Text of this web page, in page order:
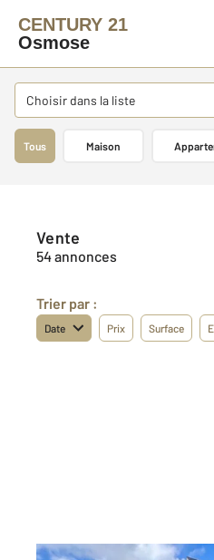
CENTURY 21
Osmose
Choisir dans la liste
Tous Maison
Vente
54 annonces
Trier par :
Date Prix Surface